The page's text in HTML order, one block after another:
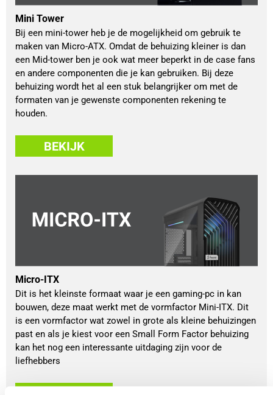
Mini Tower
Bij een mini-tower heb je de mogelijkheid om gebruik te
maken van Micro-ATX. Omdat de behuizing kleiner is dan
een Mid-tower ben je ook wat meer beperkt in de case fans
en andere componenten die je kan gebruiken. Bij deze
behuizing wordt het al een stuk belangrijker om met de
formaten van je gewenste componenten rekening te
houden.
BEKIJK
Micro-ITX
Dit is het kleinste formaat waar je een gaming-pc in kan
bouwen, deze maat werkt met de vormfactor Mini-ITX. Dit
is een vormfactor wat zowel in grote als kleine behuizingen
past en als je kiest voor een Small Form Factor behuizing
kan het nog een interessante uitdaging zijn voor de
liefhebbers